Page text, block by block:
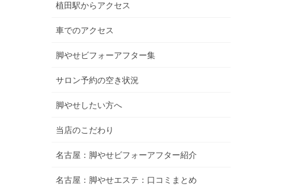
植田駅からアクセス
車でのアクセス
脚やせビフォーアフター集
サロン予約の空き状況
脚やせしたい方へ
当店のこだわり
名古屋：脚やせビフォーアフター紹介
名古屋：脚やせエステ：口コミまとめ